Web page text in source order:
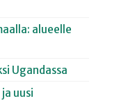
alueelle
Ugandassa
uusi